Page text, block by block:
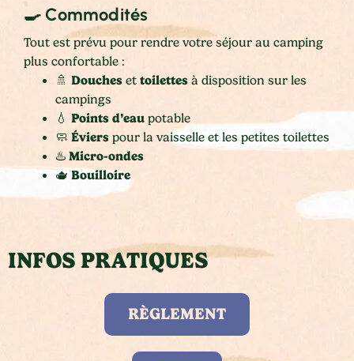
🍳 Commodités
Tout est prévu pour rendre votre séjour au camping
plus confortable :
🚿 Douches et toilettes à disposition sur les
campings
💧 Points d’eau potable
🧼 Éviers pour la vaisselle et les petites toilettes
♨️ Micro-ondes
🫖 Bouilloire
INFOS PRATIQUES
RÈGLEMENT